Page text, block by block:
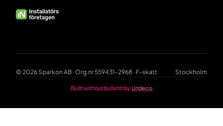
© 2026 Sparkon AB · Org.nr 559431-2968 · F-skatt Stockholm
Built without bullshit by Undeco